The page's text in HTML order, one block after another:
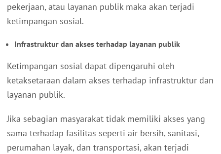
pekerjaan, atau layanan publik maka akan terjadi
ketimpangan sosial.
Infrastruktur dan akses terhadap layanan publik
Ketimpangan sosial dapat dipengaruhi oleh
ketaksetaraan dalam akses terhadap infrastruktur dan
layanan publik.
Jika sebagian masyarakat tidak memiliki akses yang
sama terhadap fasilitas seperti air bersih, sanitasi,
perumahan layak, dan transportasi, akan terjadi